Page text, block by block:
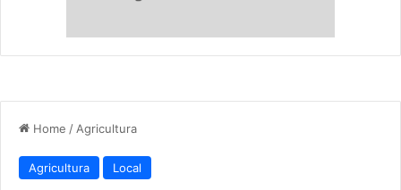
Home / Agricultura
Agricultura Local